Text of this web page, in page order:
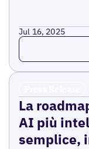
Jul 16, 2025
Read more
La
AI più
semplice,